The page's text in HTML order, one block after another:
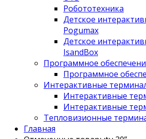
Робототехника
Детское
Pogumax
Детское
IsandBox
Программное
Программное
Интерактивные
Интерактивные
Интерактивные
Тепловизионные
Главная